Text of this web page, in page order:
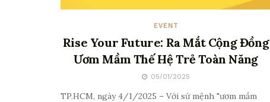
EVENT
Rise Your Future: Ra Mắt Cộng Đồng
Ươm Mầm Thế Hệ Trẻ Toàn Năng
05/01/2025
TP.HCM, ngày 4/1/2025 – Với sứ mệnh "ươm mầm